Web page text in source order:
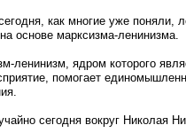
как многие уже поняли,
основе марксизма-ленинизма.
ленинизм, ядром которого
помогает
сегодня вокруг Николая